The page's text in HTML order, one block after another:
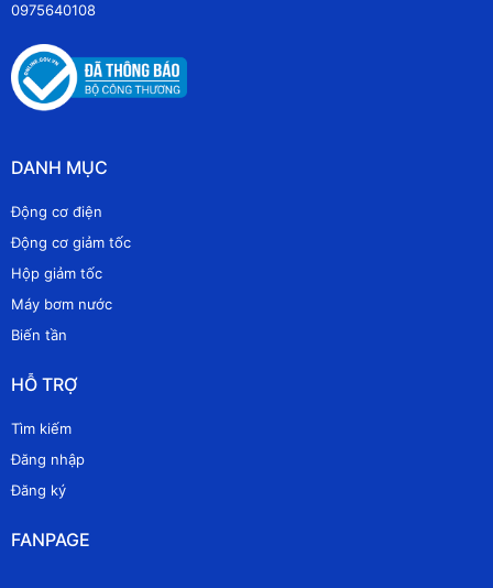
0975640108
DANH MỤC
Động cơ điện
Động cơ giảm tốc
Hộp giảm tốc
Máy bơm nước
Biến tần
HỖ TRỢ
Tìm kiếm
Đăng nhập
Đăng ký
FANPAGE